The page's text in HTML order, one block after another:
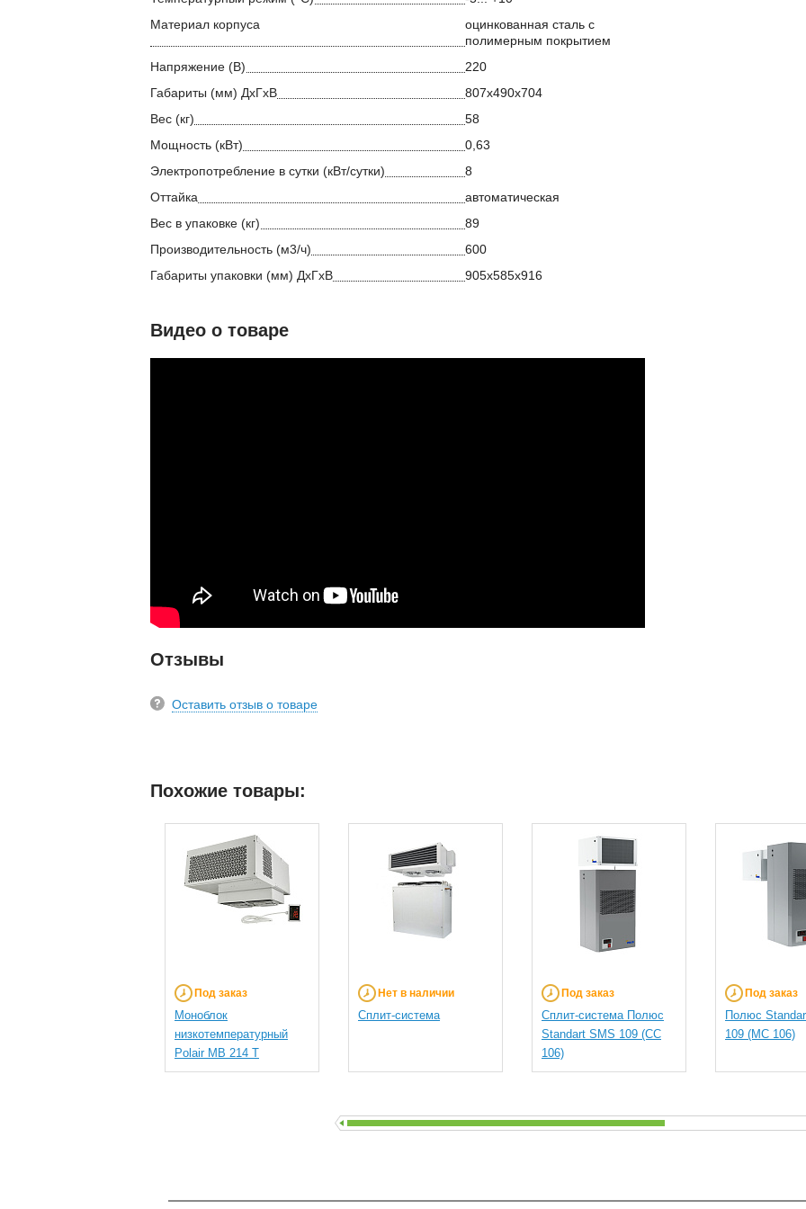
Материал корпуса
оцинкованная сталь с
полимерным покрытием
Напряжение (В)
220
Габариты (мм) ДхГхВ
807х490х704
Вес (кг)
58
Мощность (кВт)
0,63
Электропотребление в сутки (кВт/сутки)
8
Оттайка
автоматическая
Вес в упаковке (кг)
89
Производительность (м3/ч)
600
Габариты упаковки (мм) ДхГхВ
905х585х916
Видео о товаре
Отзывы
Оставить отзыв о товаре
Похожие товары:
Под заказ
Моноблок
низкотемпературный
Polair MB 214 T
Нет в наличии
Сплит-система
Под заказ
Сплит-система Полюс
Standart SMS 109 (СС
106)
Под заказ
Полюс
109 (МС 106)